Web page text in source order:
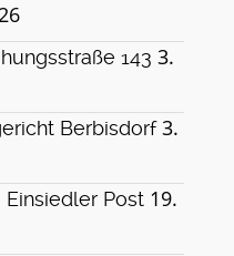
143 3.
Berbisdorf 3.
Einsiedler Post 19.